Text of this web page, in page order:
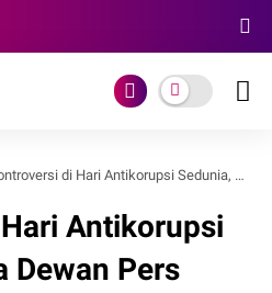
di Hari Antikorupsi Sedunia, Ketua Dewan Pers Diduga Langgar HAM Terkait Sertifikasi Wartawan
Antikorupsi
Dewan Pers